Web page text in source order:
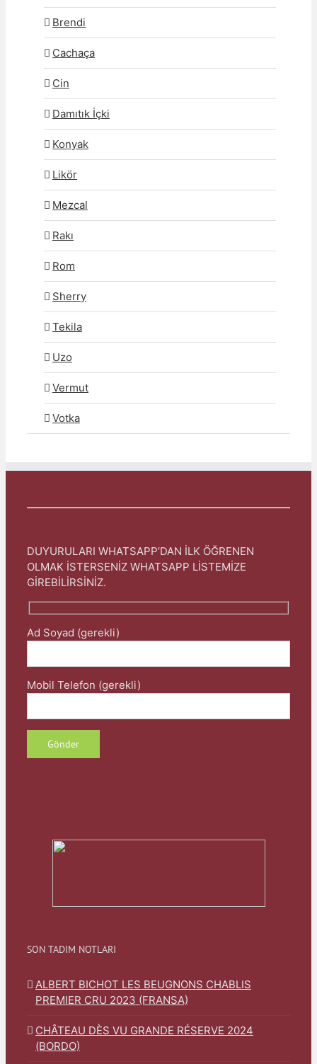
Brendi
Cachaça
Cin
Damıtık İçki
Konyak
Likör
Mezcal
Rakı
Rom
Sherry
Tekila
Uzo
Vermut
Votka
DUYURULARI WHATSAPP’DAN İLK ÖĞRENEN
OLMAK İSTERSENİZ WHATSAPP LİSTEMİZE
GİREBİLİRSİNİZ.
Ad Soyad (gerekli)
Mobil Telefon (gerekli)
SON TADIM NOTLARI
ALBERT BICHOT LES BEUGNONS CHABLIS
PREMIER CRU 2023 (FRANSA)
CHÂTEAU DÈS VU GRANDE RÉSERVE 2024
(BORDO)